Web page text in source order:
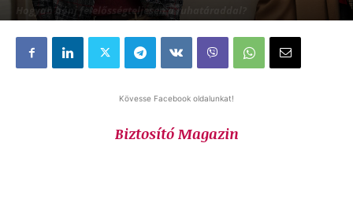
Hogyan bánj felelősségteljesen a ruhatáraddal?
Kövesse Facebook oldalunkat!
Biztosító Magazin